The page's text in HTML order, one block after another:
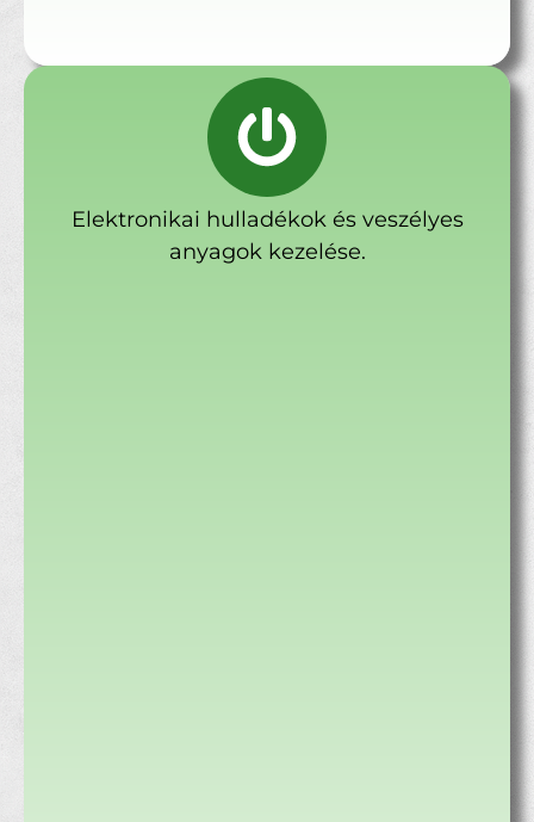
Elektronikai hulladékok és veszélyes
anyagok kezelése.